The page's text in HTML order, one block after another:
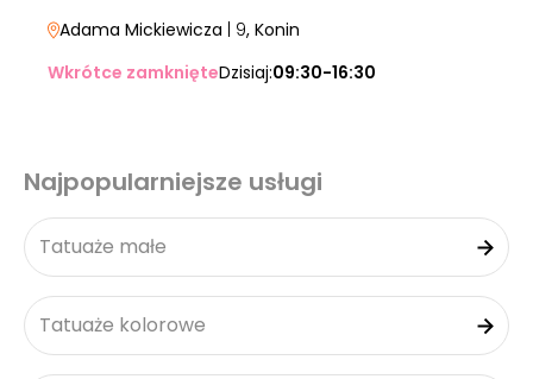
Adama Mickiewicza | 9, Konin
Wkrótce zamknięteDzisiaj:09:30-16:30
Najpopularniejsze usługi
Tatuaże małe
Tatuaże kolorowe